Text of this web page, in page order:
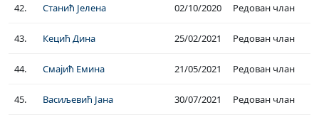
42. Станић Јелена 02/10/2020 Редован члан
43. Кецић Дина 25/02/2021 Редован члан
44. Смајић Емина 21/05/2021 Редован члан
45. Васиљевић Јана 30/07/2021 Редован члан